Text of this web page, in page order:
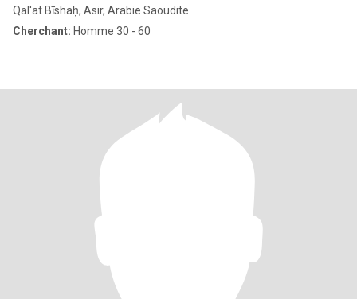
Qal'at Bīshaḥ, Asir, Arabie Saoudite
Cherchant: Homme 30 - 60